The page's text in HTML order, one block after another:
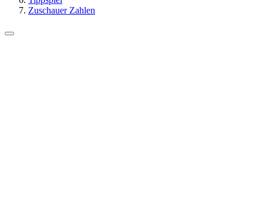
Zuschauer Zahlen